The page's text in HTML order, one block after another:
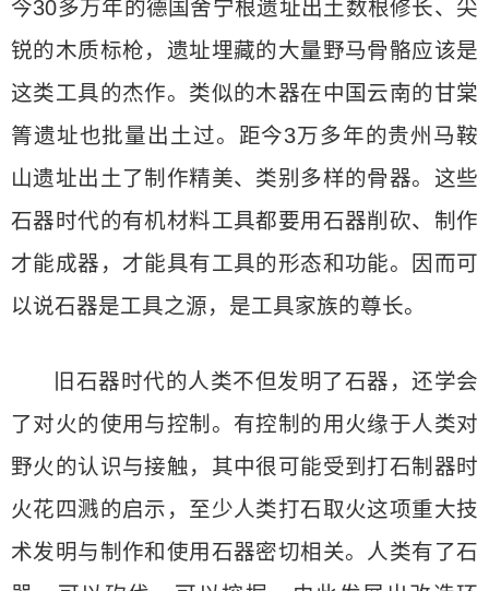
今30多万年的德国舍宁根遗址出土数根修长、尖
锐的木质标枪，遗址埋藏的大量野马骨骼应该是
这类工具的杰作。类似的木器在中国云南的甘棠
箐遗址也批量出土过。距今3万多年的贵州马鞍
山遗址出土了制作精美、类别多样的骨器。这些
石器时代的有机材料工具都要用石器削砍、制作
才能成器，才能具有工具的形态和功能。因而可
以说石器是工具之源，是工具家族的尊长。
旧石器时代的人类不但发明了石器，还学会
了对火的使用与控制。有控制的用火缘于人类对
野火的认识与接触，其中很可能受到打石制器时
火花四溅的启示，至少人类打石取火这项重大技
术发明与制作和使用石器密切相关。人类有了石